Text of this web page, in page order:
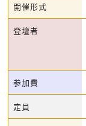
開催形式
登壇者
参加費
定員